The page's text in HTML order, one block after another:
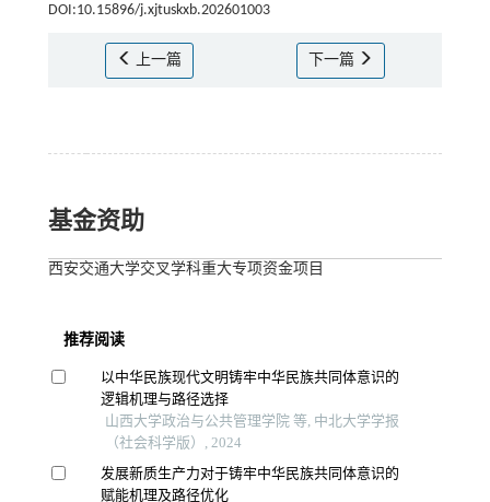
DOI:10.15896/j.xjtuskxb.202601003
上一篇 下一篇
基金资助
西安交通大学交叉学科重大专项资金项目